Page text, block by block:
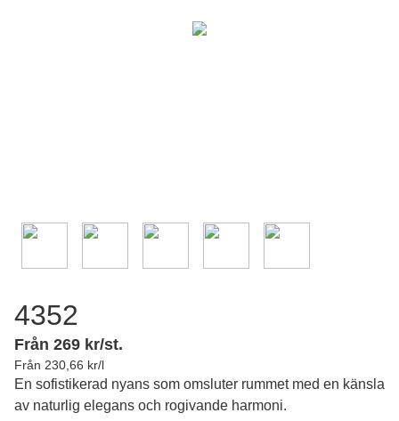
4352
Från 269 kr/st.
Från 230,66 kr/l
En sofistikerad nyans som omsluter rummet med en känsla
av naturlig elegans och rogivande harmoni.